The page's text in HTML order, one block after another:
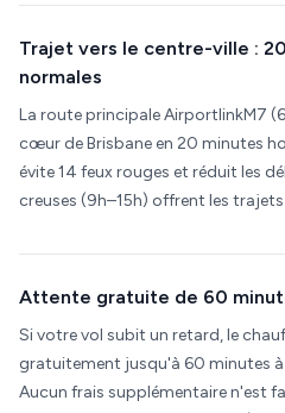
Trajet vers le centre-ville :
normales
La route principale AirportlinkM7
cœur de Brisbane en 20 minutes
évite 14 feux rouges et réduit les
creuses (9h–15h) offrent les
Attente gratuite de 60
Si votre vol subit un retard, le
gratuitement jusqu'à 60 minutes
Aucun frais supplémentaire n'est